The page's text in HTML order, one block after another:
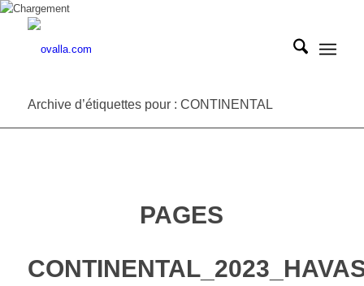
Archive d’étiquettes pour : CONTINENTAL
PAGES